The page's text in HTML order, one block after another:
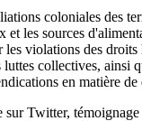
coloniales des
et les sources
violations des
collectives, ainsi
en matière
sur Twitter,